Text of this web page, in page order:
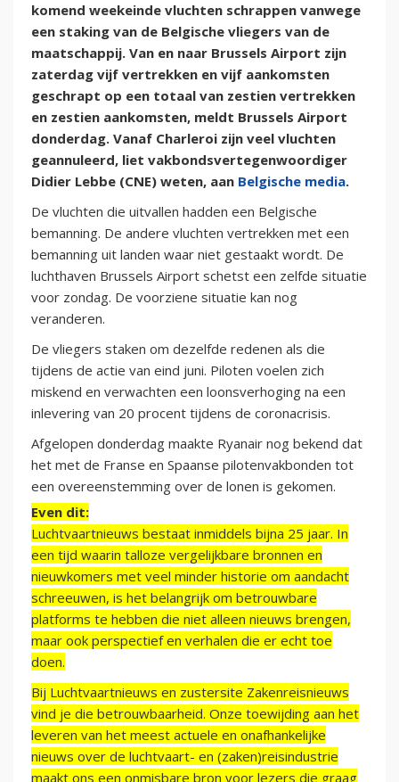
komend weekeinde vluchten schrappen vanwege
een staking van de Belgische vliegers van de
maatschappij. Van en naar Brussels Airport zijn
zaterdag vijf vertrekken en vijf aankomsten
geschrapt op een totaal van zestien vertrekken
en zestien aankomsten, meldt Brussels Airport
donderdag. Vanaf Charleroi zijn veel vluchten
geannuleerd, liet vakbondsvertegenwoordiger
Didier Lebbe (CNE) weten, aan Belgische media.
De vluchten die uitvallen hadden een Belgische
bemanning. De andere vluchten vertrekken met een
bemanning uit landen waar niet gestaakt wordt. De
luchthaven Brussels Airport schetst een zelfde situatie
voor zondag. De voorziene situatie kan nog
veranderen.
De vliegers staken om dezelfde redenen als die
tijdens de actie van eind juni. Piloten voelen zich
miskend en verwachten een loonsverhoging na een
inlevering van 20 procent tijdens de coronacrisis.
Afgelopen donderdag maakte Ryanair nog bekend dat
het met de Franse en Spaanse pilotenvakbonden tot
een overeenstemming over de lonen is gekomen.
Even dit:
Luchtvaartnieuws bestaat inmiddels bijna 25 jaar. In
een tijd waarin talloze vergelijkbare bronnen en
nieuwkomers met veel minder historie om aandacht
schreeuwen, is het belangrijk om betrouwbare
platforms te hebben die niet alleen nieuws brengen,
maar ook perspectief en verhalen die er echt toe
doen.
Bij Luchtvaartnieuws en zustersite Zakenreisnieuws
vind je die betrouwbaarheid. Onze toewijding aan het
leveren van het meest actuele en onafhankelijke
nieuws over de luchtvaart- en (zaken)reisindustrie
maakt ons een onmisbare bron voor lezers die graag